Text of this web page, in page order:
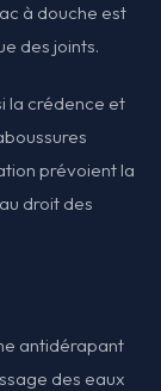
à douche est
des joints.
la crédence et
prévoient la
droit des
antidérapant
des eaux